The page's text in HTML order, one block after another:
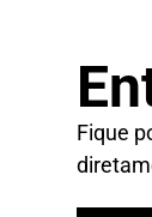
Fique